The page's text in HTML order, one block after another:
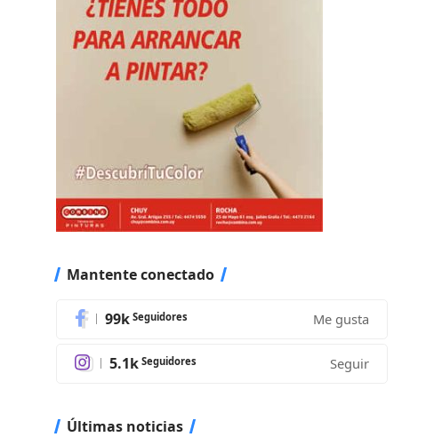
Mantente conectado
99k Seguidores Me gusta
5.1k Seguidores Seguir
Últimas noticias